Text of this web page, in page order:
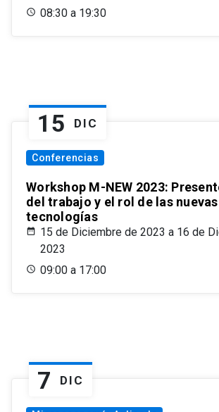
08:30 a 19:30
15 DIC
Conferencias
Workshop M-NEW 2023:
del trabajo y el rol de las nuevas
tecnologías
15 de Diciembre de 2023 a 16 de
2023
09:00 a 17:00
7 DIC